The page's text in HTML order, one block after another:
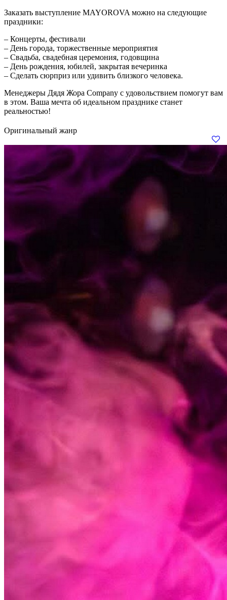
Заказать выступление MAYOROVA можно на следующие
праздники:
– Концерты, фестивали
– День города, торжественные мероприятия
– Свадьба, свадебная церемония, годовщина
– День рождения, юбилей, закрытая вечеринка
– Сделать сюрприз или удивить близкого человека.
Менеджеры Дядя Жора Company с удовольствием помогут вам
в этом. Ваша мечта об идеальном празднике станет
реальностью!
Оригинальный жанр